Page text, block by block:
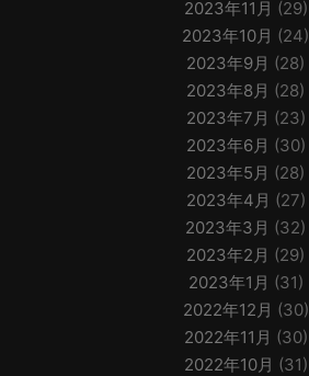
2023年11月 (29)
2023年10月 (24)
2023年9月 (28)
2023年8月 (28)
2023年7月 (23)
2023年6月 (30)
2023年5月 (28)
2023年4月 (27)
2023年3月 (32)
2023年2月 (29)
2023年1月 (31)
2022年12月 (30)
2022年11月 (30)
2022年10月 (31)